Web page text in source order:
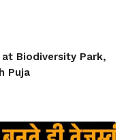
Biodiversity Park,
Puja